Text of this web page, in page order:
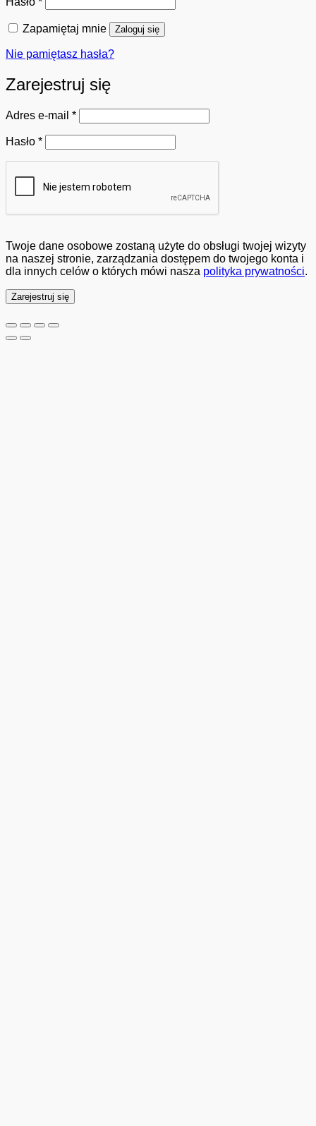
Zapamiętaj mnie Zaloguj się
Nie pamiętasz hasła?
Zarejestruj się
Adres e-mail *Wymagane
Hasło *Wymagane
Twoje dane osobowe zostaną użyte do obsługi twojej wizyty
na naszej stronie, zarządzania dostępem do twojego konta i
dla innych celów o których mówi nasza polityka prywatności.
Zarejestruj się